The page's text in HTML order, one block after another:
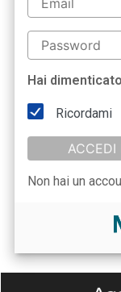
Hai
Ricordami
ACCEDI
Non hai un